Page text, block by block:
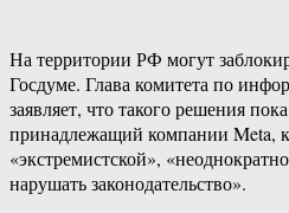
На территории РФ могут
Госдуме. Глава комитета по
заявляет, что такого решения
принадлежащий компании Meta,
«экстремистской»,
нарушать законодательство».